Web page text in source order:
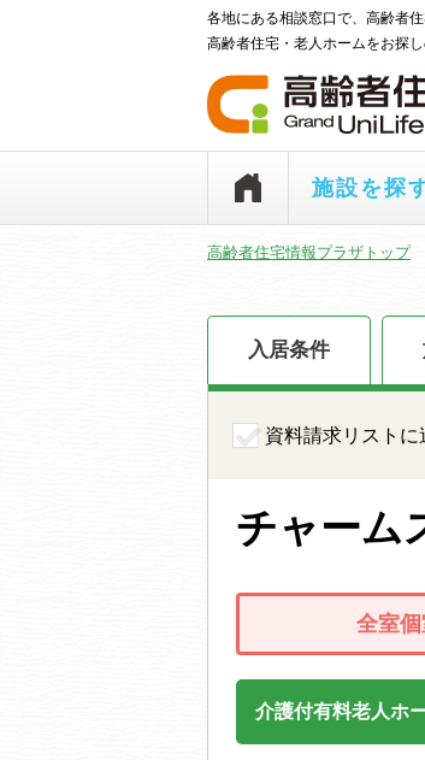
各地にある相談窓口で、高齢者
高齢者住宅・老人ホームをお探
施設を探
高齢者住宅情報プラザトップ
入居条件
資料請求リストに
チャーム
全室
介護付有料老人ホ